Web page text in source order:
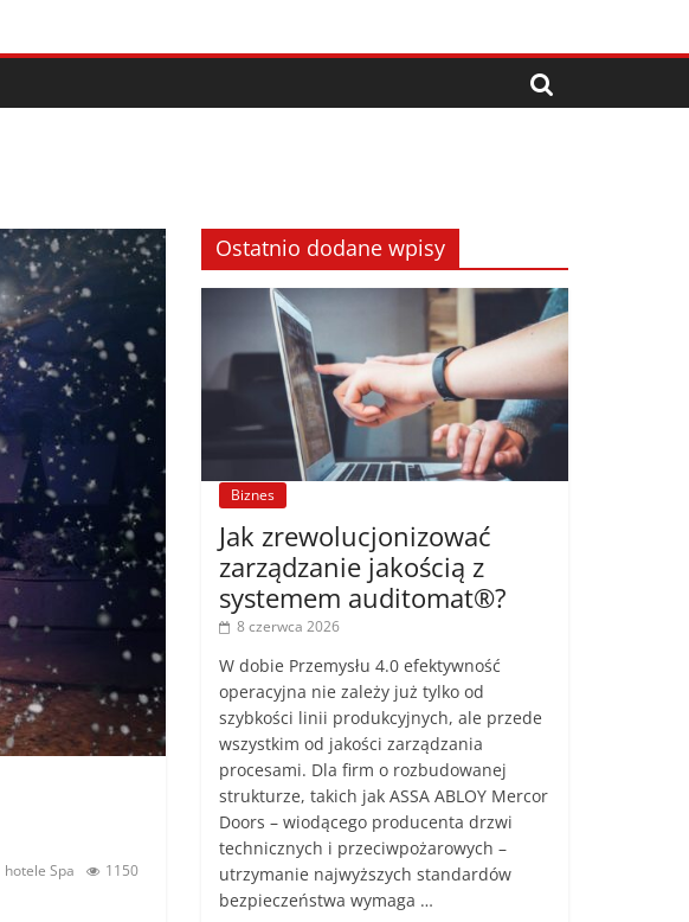
hotele Spa
1150
Ostatnio dodane wpisy
Biznes
Jak zrewolucjonizować
zarządzanie jakością z
systemem auditomat®?
8 czerwca 2026
W dobie Przemysłu 4.0 efektywność
operacyjna nie zależy już tylko od
szybkości linii produkcyjnych, ale przede
wszystkim od jakości zarządzania
procesami. Dla firm o rozbudowanej
strukturze, takich jak ASSA ABLOY Mercor
Doors – wiodącego producenta drzwi
technicznych i przeciwpożarowych –
utrzymanie najwyższych standardów
bezpieczeństwa wymaga …